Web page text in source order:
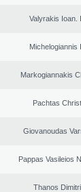
Valyrakis Ioan.
Michelogiannis
Markogiannakis
Pachtas
Giovanoudas
Pappas Vasileios
Thanos